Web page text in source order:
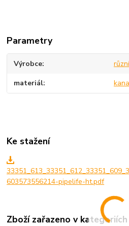
Parametry
Výrobce
materiál
Ke stažení
603573556214-pipelife-ht.pdf
Zboží zařazeno v kategoriích